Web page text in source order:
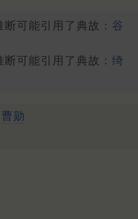
可能引用了典故： 谷
可能引用了典故： 绮
曹勋